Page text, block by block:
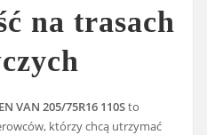
na trasach
VAN 205/75R16 110Sto
którzy chcą utrzymać